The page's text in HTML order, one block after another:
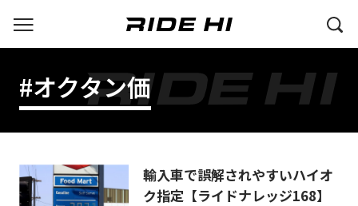
#オクタン価
輸入車で誤解されやすいハイオ
ク指定【ライドナレッジ168】